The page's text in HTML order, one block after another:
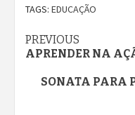
TAGS: EDUCAÇÃO
Continue
PREVIOUS
APRENDER NA
SONATA PARA